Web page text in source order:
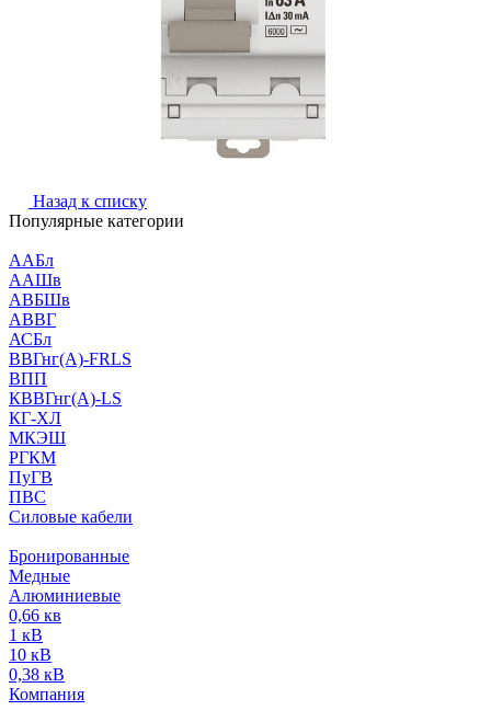
Назад к списку
Популярные категории
ААБл
ААШв
АВБШв
АВВГ
АСБл
ВВГнг(А)-FRLS
ВПП
КВВГнг(А)-LS
КГ-ХЛ
МКЭШ
РГКМ
ПуГВ
ПВС
Силовые кабели
Бронированные
Медные
Алюминиевые
0,66 кв
1 кВ
10 кВ
0,38 кВ
Компания